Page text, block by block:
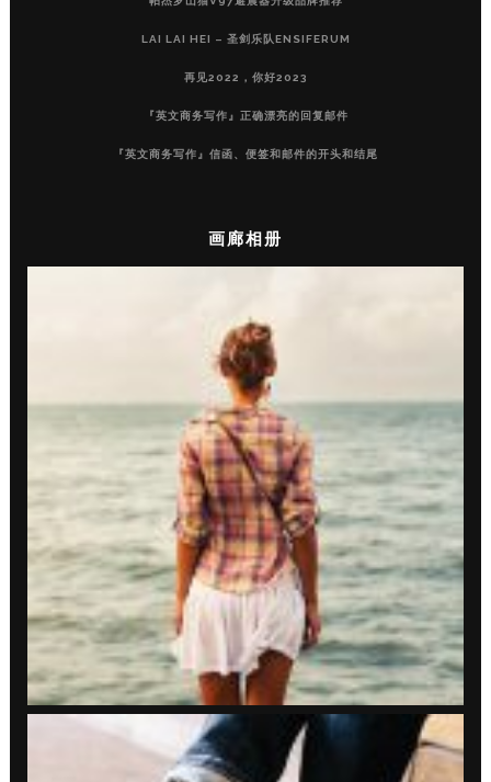
LAI LAI HEI – 圣剑乐队ENSIFERUM
再见2022，你好2023
『英文商务写作』正确漂亮的回复邮件
『英文商务写作』信函、便签和邮件的开头和结尾
画廊相册